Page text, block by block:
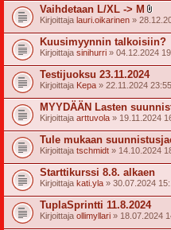
Vaihdetaan L/XL -> M
l
i
t
t
e
t
Kirjoittaja lauri.oikarinen »
Kuusimyynnin talkoisiin?
Kirjoittaja sinihurri » 04.12.2024
Testijuoksu 23.11.2024
Kirjoittaja Kepa » 22.11.2024
MYYDÄÄN Lasten
Kirjoittaja arttuvola » 19.11.2024
Tule mukaan
Kirjoittaja tschmidt » 14.10.2024
Starttikurssi 8.8. alkaen
Kirjoittaja kati.yla » 30.07.2024
TuplaSprintti 11.8.2024
Kirjoittaja ollimyllari » 18.07.2024